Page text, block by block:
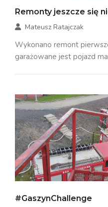
Remonty jeszcze się
Mateusz Ratajczak
Wykonano remont
garażowane jest pojazd
#GaszynChallenge